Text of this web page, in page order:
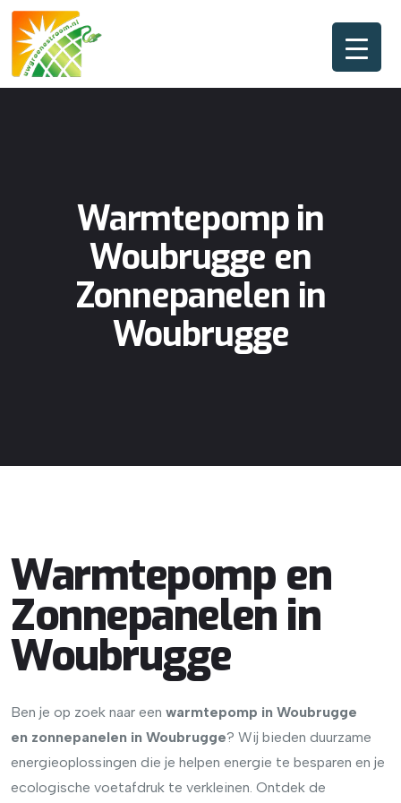
Warmtepomp in
Woubrugge en
Zonnepanelen in
Woubrugge
Warmtepomp en
Zonnepanelen in
Woubrugge
Ben je op zoek naar een warmtepomp in Woubrugge
en zonnepanelen in Woubrugge? Wij bieden duurzame
energieoplossingen die je helpen energie te besparen en je
ecologische voetafdruk te verkleinen. Ontdek de